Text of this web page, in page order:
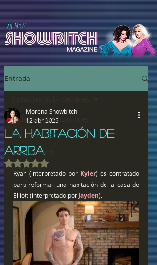
All-New
Entrada
Todas las publicaciones
Chulazos XXX
Song of Bitch
ComiXXX
Comunicados
LA HABITACIÓN DE
ARRIBA
Morena Showbitch
12 abr 2025
Obtuvo NaN de 5 estrellas.
Ryan (interpretado por Kyler) es contratado
para reformar una habitación de la casa de
Elliott (interpretado por Jayden).